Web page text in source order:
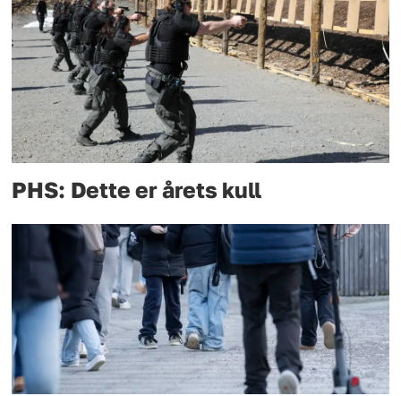
PHS: Dette er årets kull